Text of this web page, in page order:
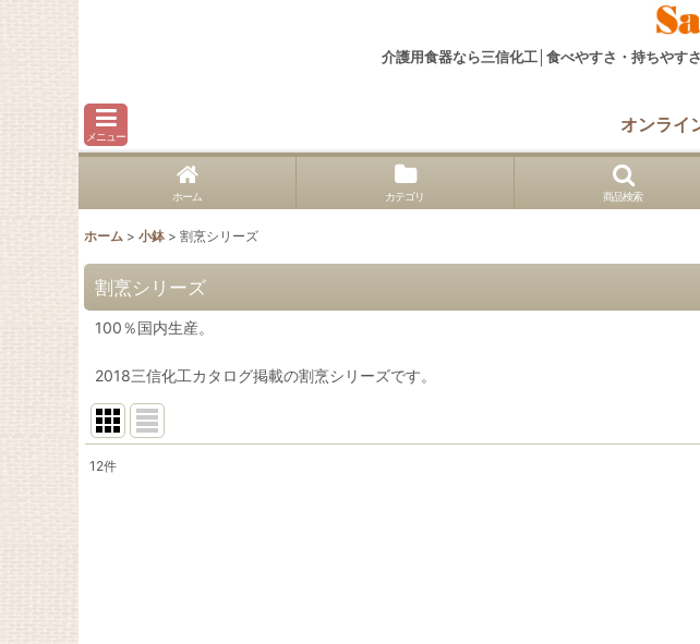
介護用食器なら三信化工│食べやすさ・持ちやす
メニュー
オンライ
ホーム カテゴリ 商品検索
ホーム > 小鉢 > 割烹シリーズ
割烹シリーズ
100％国内生産。
2018三信化工カタログ掲載の割烹シリーズです。
12件